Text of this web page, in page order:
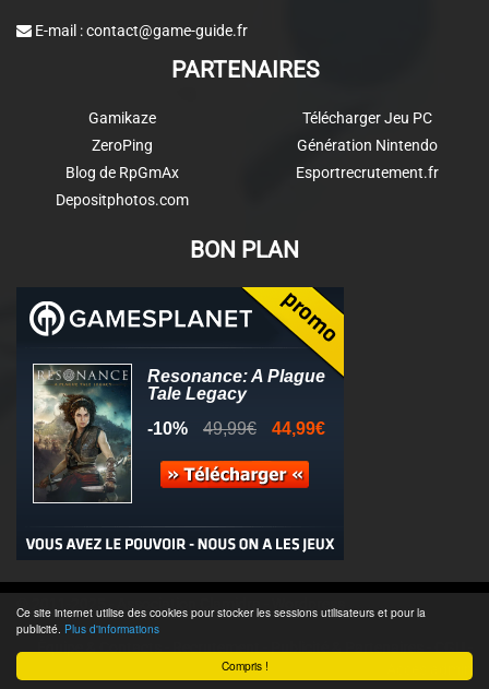
Compris !
Ce site internet utilise des cookies pour stocker les sessions utilisateurs et pour la
publicité. Plus d'informations
E-mail :contact@game-guide.fr
PARTENAIRES
Gamikaze
ZeroPing
Blog de RpGmAx
Depositphotos.com
Télécharger Jeu PC
Génération Nintendo
Esportrecrutement.fr
BON PLAN
© 2011-2025 - Association Clamidra - Wordpress
Équipe & Contacts-Recrutement-Publicité & Partenaires-CGU-